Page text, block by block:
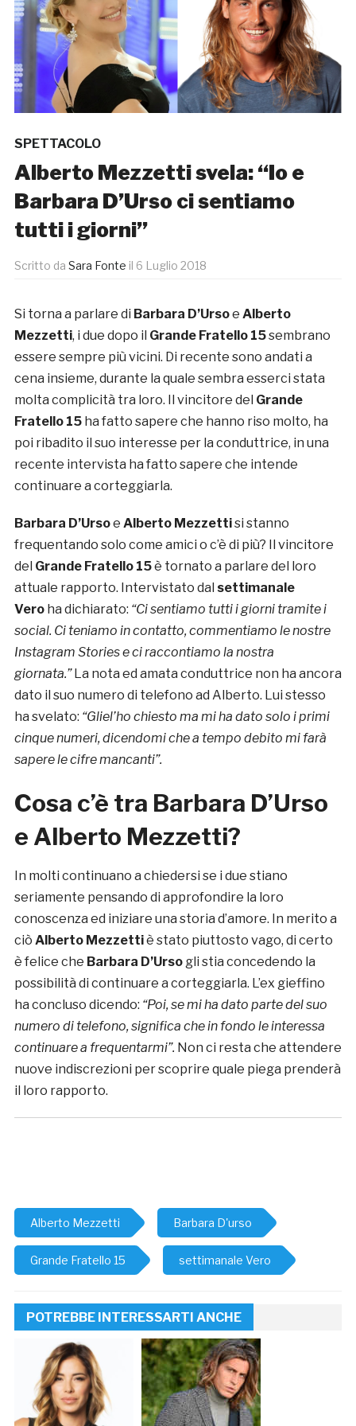
SPETTACOLO
Alberto Mezzetti svela: “Io e
Barbara D’Urso ci sentiamo
tutti i giorni”
Scritto da Sara Fonte il 6 Luglio 2018
Si torna a parlare di Barbara D’Ursoe Alberto
Mezzetti, i due dopo il Grande Fratello 15sembrano
essere sempre più vicini. Di recente sono andati a
cena insieme, durante la quale sembra esserci stata
molta complicità tra loro. Il vincitore del Grande
Fratello 15ha fatto sapere che hanno riso molto, ha
poi ribadito il suo interesse per la conduttrice, in una
recente intervista ha fatto sapere che intende
continuare a corteggiarla.
Barbara D’Ursoe Alberto Mezzettisi stanno
frequentando solo come amici o c’è di più? Il vincitore
del Grande Fratello 15è tornato a parlare del loro
attuale rapporto. Intervistato dal settimanale
Vero ha dichiarato: “Ci sentiamo tutti i giorni tramite i
social. Ci teniamo in contatto, commentiamo le nostre
Instagram Stories e ci raccontiamo la nostra
giornata.” La nota ed amata conduttrice non ha ancora
dato il suo numero di telefono ad Alberto. Lui stesso
ha svelato: “Gliel’ho chiesto ma mi ha dato solo i primi
cinque numeri, dicendomi che a tempo debito mi farà
sapere le cifre mancanti”.
Cosa c’è tra Barbara D’Urso
e Alberto Mezzetti?
In molti continuano a chiedersi se i due stiano
seriamente pensando di approfondire la loro
conoscenza ed iniziare una storia d’amore. In merito a
ciò Alberto Mezzettiè stato piuttosto vago, di certo
è felice che Barbara D’Urso gli stia concedendo la
possibilità di continuare a corteggiarla. L’ex gieffino
ha concluso dicendo: “Poi, se mi ha dato parte del suo
numero di telefono, significa che in fondo le interessa
continuare a frequentarmi”. Non ci resta che attendere
nuove indiscrezioni per scoprire quale piega prenderà
il loro rapporto.
Alberto Mezzetti Barbara D'urso
Grande Fratello 15 settimanale Vero
POTREBBE INTERESSARTI ANCHE